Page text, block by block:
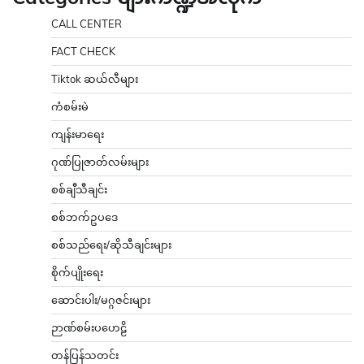
CALL CENTER
FACT CHECK
Tiktok ဆယ်လီများ
ကံစမ်းမဲ
ကျန်းမာရေး
ဂုဏ်ပြုဇာတ်လမ်းများ
စစ်ချီသီချင်း
စစ်ဘက်ဥပဒေ
စစ်သည်ရေး/ဆိုသီချင်းများ
စိုက်ပျိုးရေး
ဆောင်းပါး/မဂ္ဂဇင်းများ
ဉာဏ်စမ်းပဟေဠိ
တန်ပြန်သတင်း